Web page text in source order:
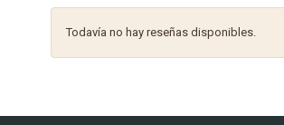
Todavía no hay reseñas disponibles.